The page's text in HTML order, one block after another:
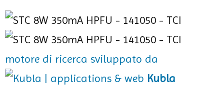
motore di ricerca sviluppato da
Kubla